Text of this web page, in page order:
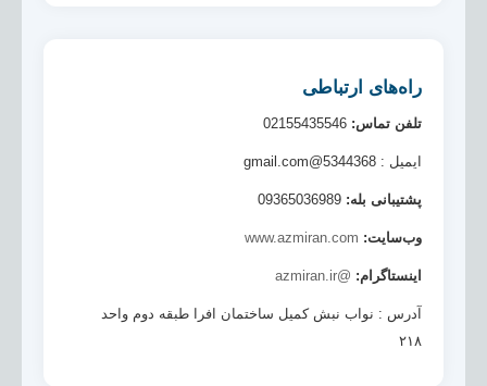
راه‌های ارتباطی
تلفن تماس:
ایمیل : 5344368@gmail.com
پشتیبانی بله:
وب‌سایت: www.azmiran.com
اینستاگرام: @azmiran.ir
آدرس : نواب نبش کمیل ساختمان افرا طبقه دوم واحد
۲۱۸